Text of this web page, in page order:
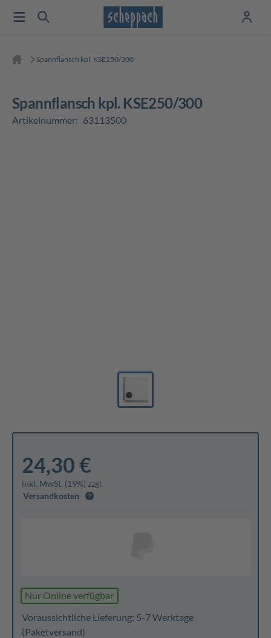
Spannflansch kpl. KSE250/300
Spannflansch kpl. KSE250/300
Artikelnummer: 63113500
24,30 €
inkl. MwSt. (19%) zzgl.
Versandkosten
Nur Online verfügbar
Voraussichtliche Lieferung: 5-7 Werktage
(Paketversand)